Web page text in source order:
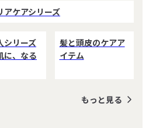
アケアシリーズ
シリーズ
に、なる
髪と頭皮のケアア
イテム
もっと見る